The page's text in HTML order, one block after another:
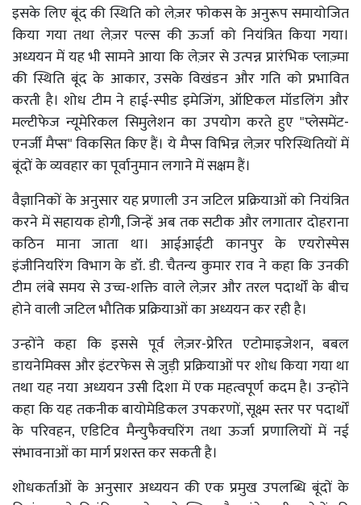
इसके लिए बूंद की स्थिति को लेज़र फोकस के अनुरूप समायोजित
किया गया तथा लेज़र पल्स की ऊर्जा को नियंत्रित किया गया।
अध्ययन में यह भी सामने आया कि लेज़र से उत्पन्न प्रारंभिक प्लाज़्मा
की स्थिति बूंद के आकार, उसके विखंडन और गति को प्रभावित
करती है। शोध टीम ने हाई-स्पीड इमेजिंग, ऑप्टिकल मॉडलिंग और
मल्टीफेज न्यूमेरिकल सिमुलेशन का उपयोग करते हुए "प्लेसमेंट-
एनर्जी मैप्स" विकसित किए हैं। ये मैप्स विभिन्न लेज़र परिस्थितियों में
बूंदों के व्यवहार का पूर्वानुमान लगाने में सक्षम हैं।
वैज्ञानिकों के अनुसार यह प्रणाली उन जटिल प्रक्रियाओं को नियंत्रित
करने में सहायक होगी, जिन्हें अब तक सटीक और लगातार दोहराना
कठिन माना जाता था। आईआईटी कानपुर के एयरोस्पेस
इंजीनियरिंग विभाग के डॉ. डी. चैतन्य कुमार राव ने कहा कि उनकी
टीम लंबे समय से उच्च-शक्ति वाले लेज़र और तरल पदार्थों के बीच
होने वाली जटिल भौतिक प्रक्रियाओं का अध्ययन कर रही है।
उन्होंने कहा कि इससे पूर्व लेज़र-प्रेरित एटोमाइजेशन, बबल
डायनेमिक्स और इंटरफेस से जुड़ी प्रक्रियाओं पर शोध किया गया था
तथा यह नया अध्ययन उसी दिशा में एक महत्वपूर्ण कदम है। उन्होंने
कहा कि यह तकनीक बायोमेडिकल उपकरणों, सूक्ष्म स्तर पर पदार्थों
के परिवहन, एडिटिव मैन्युफैक्चरिंग तथा ऊर्जा प्रणालियों में नई
संभावनाओं का मार्ग प्रशस्त कर सकती है।
शोधकर्ताओं के अनुसार अध्ययन की एक प्रमुख उपलब्धि बूंदों के